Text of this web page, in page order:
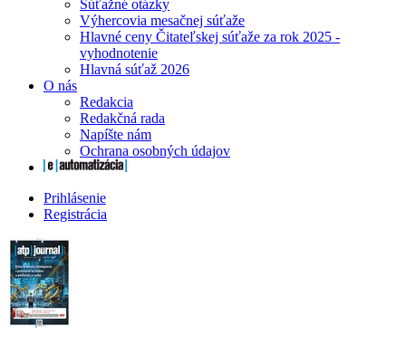
Súťažné otázky
Výhercovia mesačnej súťaže
Hlavné ceny Čitateľskej súťaže za rok 2025 -
vyhodnotenie
Hlavná súťaž 2026
O nás
Redakcia
Redakčná rada
Napíšte nám
Ochrana osobných údajov
Prihlásenie
Registrácia